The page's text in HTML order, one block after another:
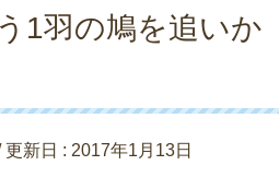
1羽の鳩を追いか
更新日 : 2017年1月13日